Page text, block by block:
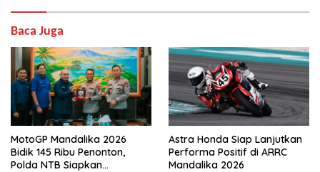
Baca Juga
MotoGP Mandalika 2026
Bidik 145 Ribu Penonton,
Polda NTB Siapkan
Astra Honda Siap Lanjutkan
Performa Positif di ARRC
Mandalika 2026